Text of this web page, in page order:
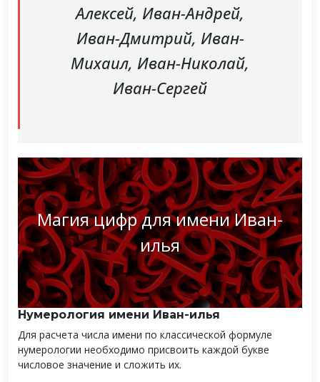
Алексей, Иван-Андрей,
Иван-Дмитрий, Иван-
Михаил, Иван-Николай,
Иван-Сергей
Магия цифр для имени Иван-
илья
Нумерология имени Иван-илья
Для расчета числа имени по классической формуле
нумерологии необходимо присвоить каждой букве
числовое значение и сложить их.